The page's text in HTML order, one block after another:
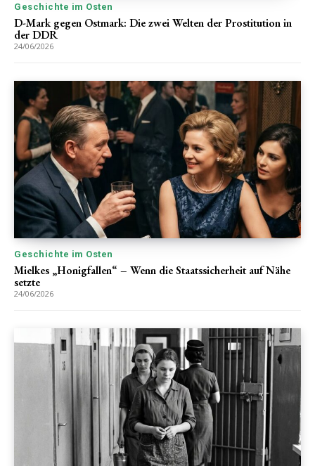
Geschichte im Osten
D-Mark gegen Ostmark: Die zwei Welten der Prostitution in
der DDR
24/06/2026
Geschichte im Osten
Mielkes „Honigfallen“ – Wenn die Staatssicherheit auf Nähe
setzte
24/06/2026